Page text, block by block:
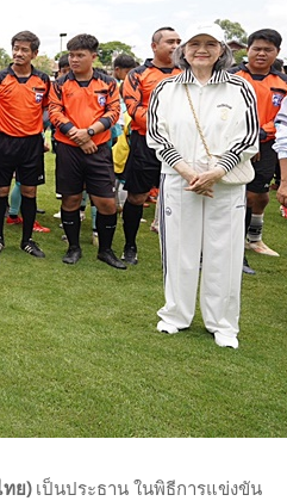
ทย) เป็นประธาน ในพิธีการแข่งขัน